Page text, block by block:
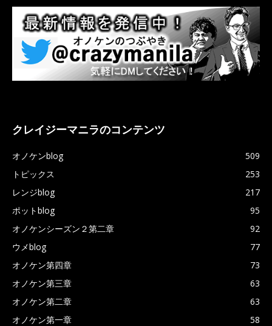
クレイジーマニラのコンテンツ
オノケンblog
509
トピックス
253
レンジblog
217
ポットblog
95
オノケンシーズン２第二章
92
ウメblog
77
オノケン第四章
73
オノケン第三章
63
オノケン第二章
63
オノケン第一章
58